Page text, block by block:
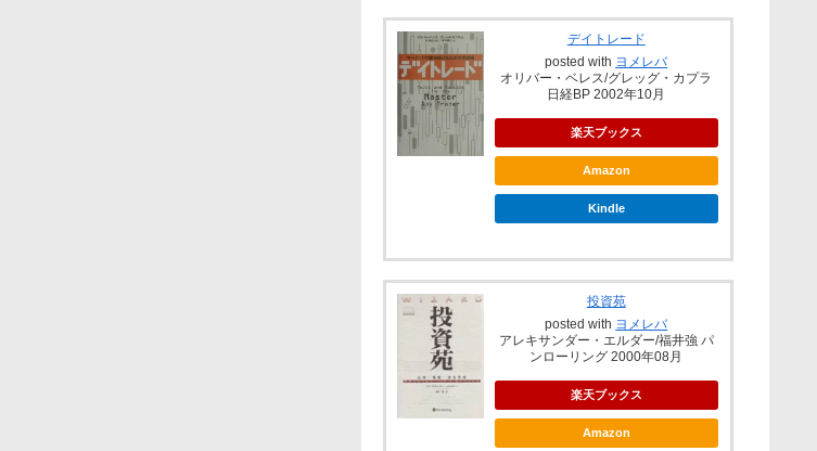
デイトレード
posted with ヨメレバ
オリバー・ベレス/グレッグ・カプラ
日経BP 2002年10月
楽天ブックス
Amazon
Kindle
投資苑
posted with ヨメレバ
アレキサンダー・エルダー/福井強 パ
ンローリング 2000年08月
楽天ブックス
Amazon